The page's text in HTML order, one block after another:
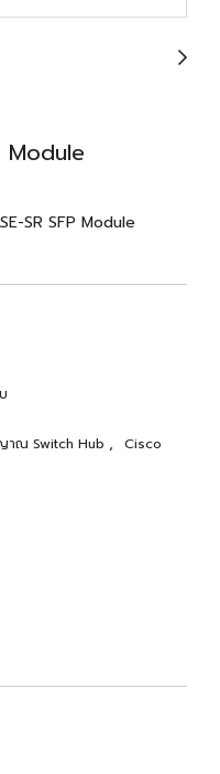
Module
SR SFP Module
ณ Switch Hub ,
Cisco